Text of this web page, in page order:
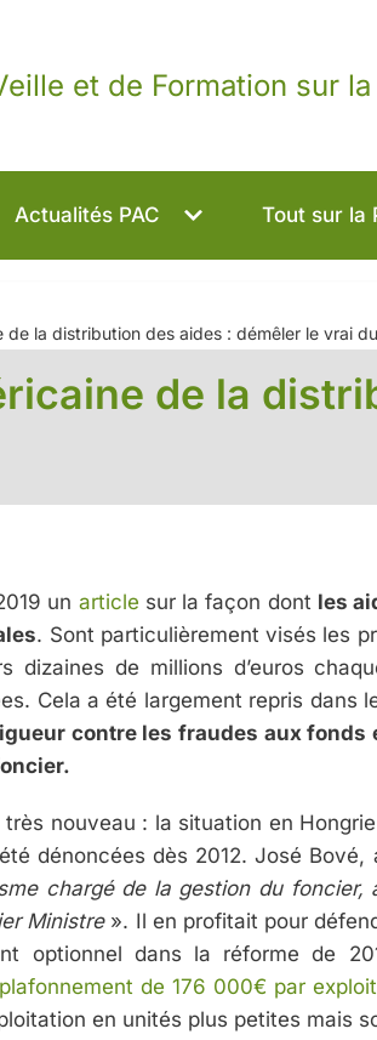
et de Formation sur la
Actualités PAC Tout sur la
de la distribution des aides : démêler le vrai
de la
un article sur la façon dont les
. Sont particulièrement visés les
dizaines de millions d’euros
Cela a été largement repris dans
contre les fraudes aux fonds
nouveau : la situation en
dénoncées dès 2012. José
chargé de la gestion du
Ministre». Il en profitait pour
optionnel dans la réforme de
de 176 000€ par
en unités plus petites mais